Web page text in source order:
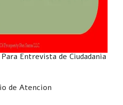
Entrevista de Ciudadania
de Atencion